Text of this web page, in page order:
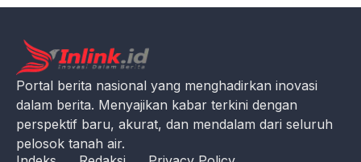
Portal berita nasional yang menghadirkan inovasi
dalam berita. Menyajikan kabar terkini dengan
perspektif baru, akurat, dan mendalam dari seluruh
pelosok tanah air.